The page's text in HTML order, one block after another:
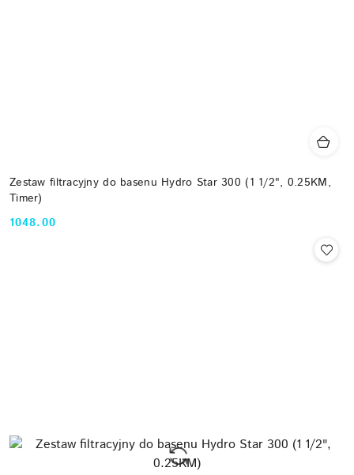
Zestaw filtracyjny do basenu Hydro Star 300 (1 1/2", 0.25KM,
Timer)
Cena:
1048.00